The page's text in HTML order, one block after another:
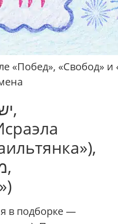
«Побед», «Свобод»
в подборке —